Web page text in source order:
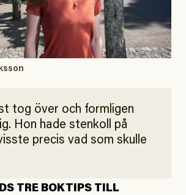
tog över och formligen
Hon hade stenkoll på
precis vad som skulle
TRE BOKTIPS TILL